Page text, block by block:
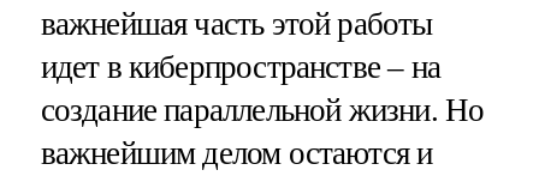
важнейшая часть этой работы
идет в киберпространстве – на
создание параллельной жизни. Но
важнейшим делом остаются и